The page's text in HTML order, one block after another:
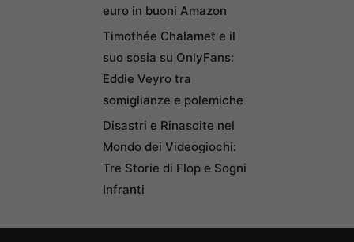
euro in buoni Amazon
Timothée Chalamet e il
suo sosia su OnlyFans:
Eddie Veyro tra
somiglianze e polemiche
Disastri e Rinascite nel
Mondo dei Videogiochi:
Tre Storie di Flop e Sogni
Infranti